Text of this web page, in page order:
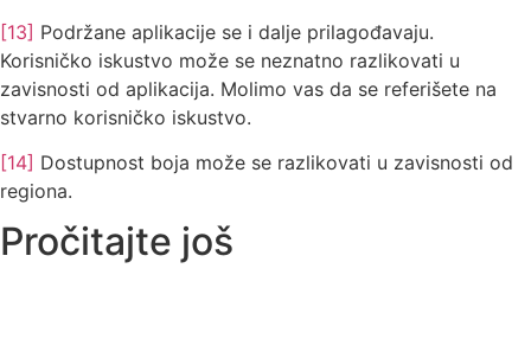
[13] Podržane aplikacije se i dalje prilagođavaju.
Korisničko iskustvo može se neznatno razlikovati u
zavisnosti od aplikacija. Molimo vas da se referišete na
stvarno korisničko iskustvo.
[14] Dostupnost boja može se razlikovati u zavisnosti od
regiona.
Pročitajte još